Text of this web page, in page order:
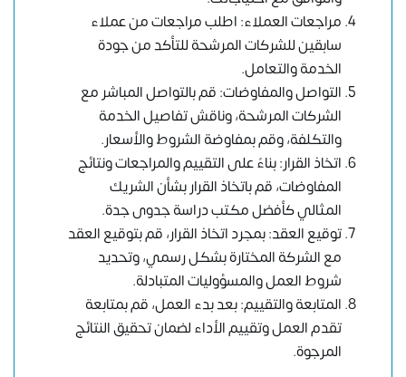
مراجعات العملاء: اطلب مراجعات من عملاء
سابقين للشركات المرشحة للتأكد من جودة
الخدمة والتعامل.
التواصل والمفاوضات: قم بالتواصل المباشر مع
الشركات المرشحة، وناقش تفاصيل الخدمة
والتكلفة، وقم بمفاوضة الشروط والأسعار.
اتخاذ القرار: بناءً على التقييم والمراجعات ونتائج
المفاوضات، قم باتخاذ القرار بشأن الشريك
المثالي كأفضل مكتب دراسة جدوى جدة.
توقيع العقد: بمجرد اتخاذ القرار، قم بتوقيع العقد
مع الشركة المختارة بشكل رسمي، وتحديد
شروط العمل والمسؤوليات المتبادلة.
المتابعة والتقييم: بعد بدء العمل، قم بمتابعة
تقدم العمل وتقييم الأداء لضمان تحقيق النتائج
المرجوة.